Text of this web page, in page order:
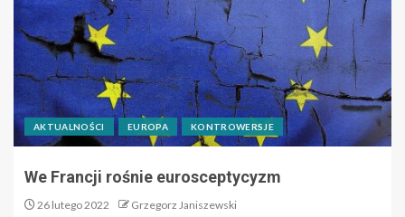
AKTUALNOŚCI EUROPA KONTROWERSJE
We Francji rośnie eurosceptycyzm
26 lutego 2022 Grzegorz Janiszewski